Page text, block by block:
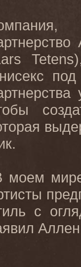
Tetens
моем
с